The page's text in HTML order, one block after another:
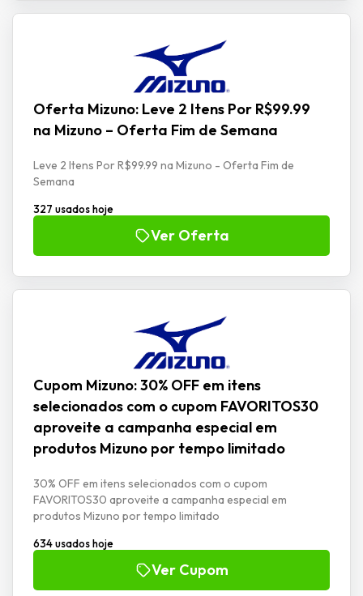
Oferta Mizuno: Leve 2 Itens Por R$99.99
na Mizuno – Oferta Fim de Semana
Leve 2 Itens Por R$99.99 na Mizuno - Oferta Fim de
Semana
327 usados hoje
Ver Oferta
Cupom Mizuno: 30% OFF em itens
selecionados com o cupom FAVORITOS30
aproveite a campanha especial em
produtos Mizuno por tempo limitado
30% OFF em itens selecionados com o cupom
FAVORITOS30 aproveite a campanha especial em
produtos Mizuno por tempo limitado
634 usados hoje
Ver Cupom